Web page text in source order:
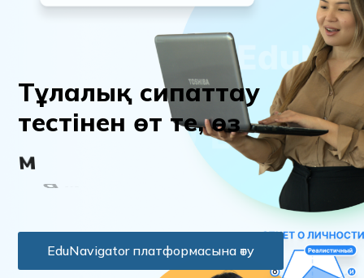
Тұлалық сипаттау
тестінен өт те, өз
м
EduNavigator платформасына өту